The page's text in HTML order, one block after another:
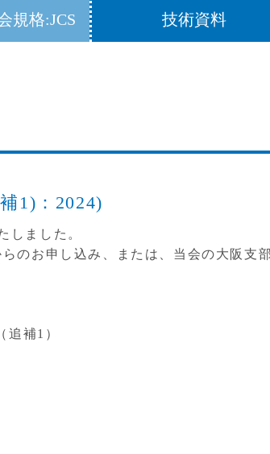
規格:JCS 技術資料
1)：2024)
しました。
のお申し込み、または、当会の大阪支
補1）